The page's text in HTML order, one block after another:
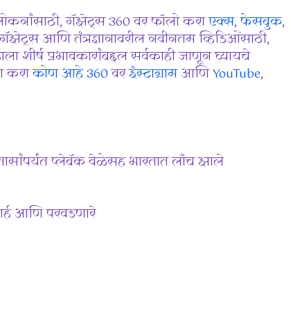
गॅझेट्स 360 वर फॉलो कराएक्स,फेसबुक,
गॅझेट्स आणि तंत्रज्ञानावरील नवीनतम व्हिडिओंसाठी,
शीर्ष प्रभावकारांबद्दल सर्वकाही जाणून घ्यायचे
कराकोण आहे 360वरइंस्टाग्रामआणिYouTube,
प्लेबॅक वेळेसह भारतात लाँच झाले
आणि परवडणारे